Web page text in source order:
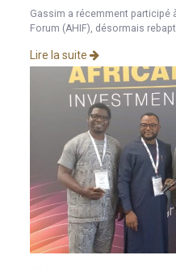
Gassim a récemment participé
Forum (AHIF), désormais
Lire la suite